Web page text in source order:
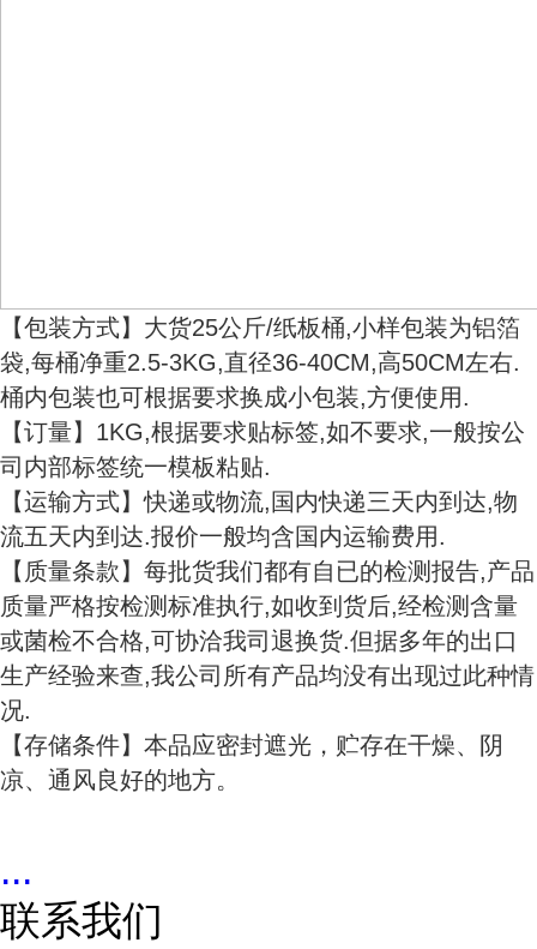
【包装方式】大货25公斤/纸板桶,小样包装为铝箔
袋,每桶净重2.5-3KG,直径36-40CM,高50CM左右.
桶内包装也可根据要求换成小包装,方便使用.
【订量】1KG,根据要求贴标签,如不要求,一般按公
司内部标签统一模板粘贴.
【运输方式】快递或物流,国内快递三天内到达,物
流五天内到达.报价一般均含国内运输费用.
【质量条款】每批货我们都有自已的检测报告,产品
质量严格按检测标准执行,如收到货后,经检测含量
或菌检不合格,可协洽我司退换货.但据多年的出口
生产经验来查,我公司所有产品均没有出现过此种情
况.
【存储条件】本品应密封遮光，贮存在干燥、阴
凉、通风良好的地方。
...
联系我们